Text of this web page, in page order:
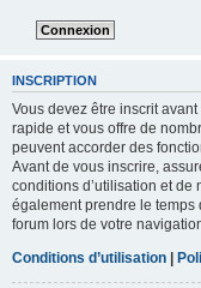
INSCRIPTION
Vous devez être inscrit
rapide et vous offre de
peuvent accorder des
Avant de vous inscrire,
conditions d’utilisation et
également prendre le temps
forum lors de votre
Conditions d’utilisation |